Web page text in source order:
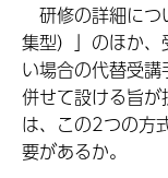
研修の詳細につ
集型）」のほか
い場合の代替受
併せて設ける旨
は、この2つの方
要があるか。